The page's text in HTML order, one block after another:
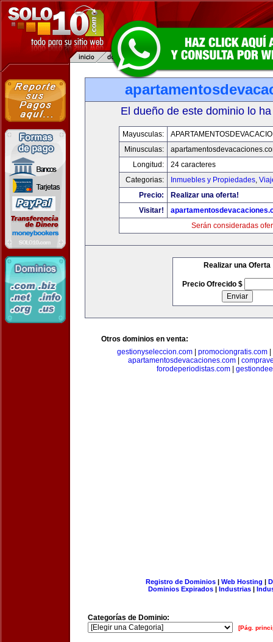
El dueño de este dominio lo
Mayusculas:
Minusculas:
Longitud:
24 caracteres
Categorias:
Inmuebles y Propiedades,
Precio:
Realizar una oferta!
Visitar!
Serán consideradas
Realizar una Oferta
Precio Ofrecido $
Otros dominios en venta:
gestionyseleccion.com| promociongratis.com|
apartamentosdevacaciones.com|
forodeperiodistas.com
Registro de Dominios| Web Hosting |
Dominios Expirados | Industrias |
Categorías de Dominio:
[Pág.